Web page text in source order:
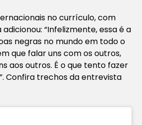
no currículo, com
“Infelizmente, essa é a
negras no mundo em todo o
que falar uns com os outros,
aos outros. É o que tento fazer
Confira trechos da entrevista